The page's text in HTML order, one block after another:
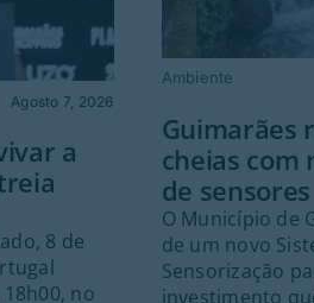
Agosto 7, 2026
a
8 de
no
Ambiente
Guimarães
cheias com
de sensores
O Município de
de um novo
Sensorização
investimento